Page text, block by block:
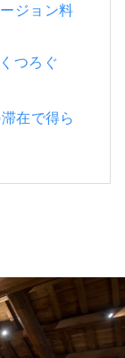
ジョン料
つろぐ
在で得ら